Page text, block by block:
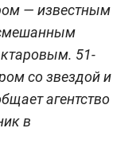
— известным
51-
со звездой и
агентство
в